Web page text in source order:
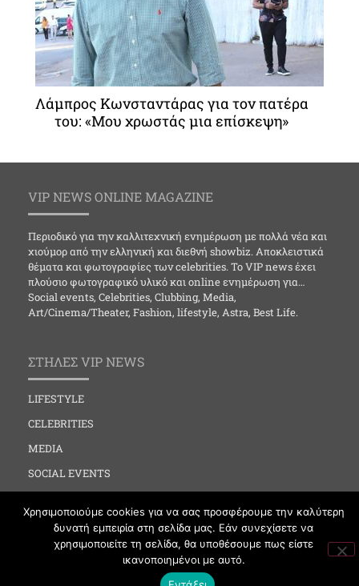
Λάμπρος Κωνσταντάρας για τον πατέρα
του: «Μου χρωστάς μια επίσκεψη»
VIP NEWS ONLINE MAGAZINE
Περιοδικό για την καλλιτεχνική ενημέρωση με πολλά νέα και
χιούμορ από την ελληνική και διεθνή showbiz. Αποκλειστικά
θέματα και φωτογραφίες των celebrities. Το VIP news έχει
πλούσιο φωτογραφικό υλικό και online ενημέρωση για…
Social events, Celebrities, Clubbing, Media,
Art/Cinema/Theater, Fashion, lifestyle, Astra, Best Life.
ΣΤΗΛΕΣ VIP NEWS
LIFESTYLE
CELEBRITIES
MEDIA
SOCIAL EVENTS
FASHION
NEWS
Χρησιμοποιούμε cookies για να σας προσφέρουμε την καλύτερη
δυνατή εμπειρία στη σελίδα μας. Εάν συνεχίσετε να
χρησιμοποιείτε τη σελίδα, θα υποθέσουμε πως είστε
ικανοποιημένοι με αυτό.